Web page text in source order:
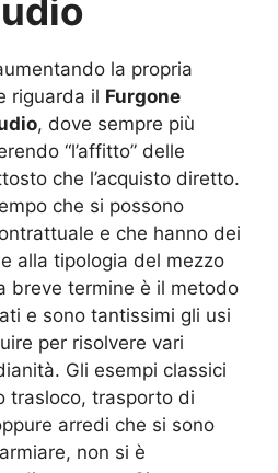
la propria
riguarda il Furgone
, dove sempre più
“l’affitto” delle
che l’acquisto diretto.
che si possono
e che hanno dei
alla tipologia del mezzo
breve termine è il metodo
e sono tantissimi gli usi
per risolvere vari
Gli esempi classici
trasloco, trasporto di
arredi che si sono
non si è